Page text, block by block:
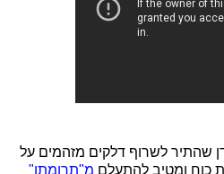
שהתיר לשרוף דלקים מזהמים על
כוח ומטיב להתעלם מ"תרומתו"